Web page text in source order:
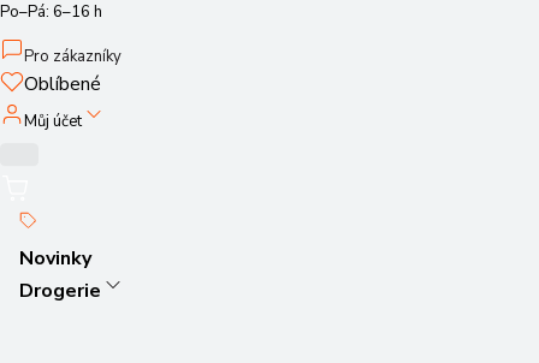
Po–Pá: 6–16 h
Pro zákazníky
Oblíbené
Můj účet
Novinky
Drogerie